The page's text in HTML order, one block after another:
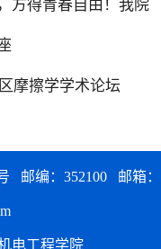
方得青春自由！我院
摩擦学学术论坛
邮编：352100 邮箱：
电工程学院